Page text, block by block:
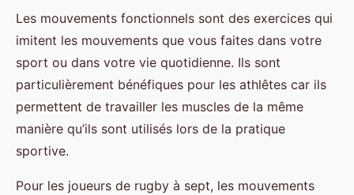
Les mouvements fonctionnels sont des exercices qui
imitent les mouvements que vous faites dans votre
sport ou dans votre vie quotidienne. Ils sont
particulièrement bénéfiques pour les athlêtes car ils
permettent de travailler les muscles de la même
manière qu’ils sont utilisés lors de la pratique
sportive.
Pour les joueurs de rugby à sept, les mouvements